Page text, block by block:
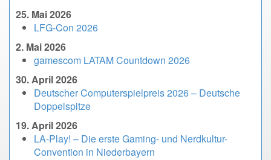
25. Mai 2026
LFG-Con 2026
2. Mai 2026
gamescom LATAM Countdown 2026
30. April 2026
Deutscher Computerspielpreis 2026 – Deutsche
Doppelspitze
19. April 2026
LA-Play! – Die erste Gaming- und Nerdkultur-
Convention in Niederbayern